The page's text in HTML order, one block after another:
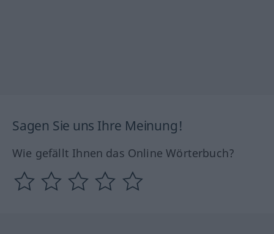
Sagen Sie uns Ihre Meinung!
Wie gefällt Ihnen das Online Wörterbuch?